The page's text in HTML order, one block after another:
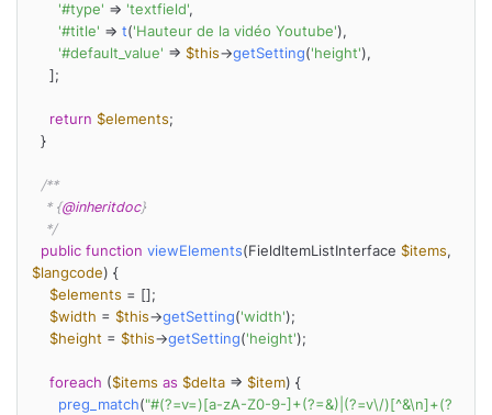
'#type' => 'textfield',
'#title' => t('Hauteur de la vidéo Youtube'),
'#default_value' => $this->getSetting('height'),
return $elements;
/**
   * {
@inheritdoc}
   */
public function viewElements(FieldItemListInterface $items
$langcode) {
$elements = [];
$width = $this->getSetting('width');
$height = $this->getSetting('height');
foreach ($items as $delta => $item) {
preg_match("#(?=v=)[a-zA-Z0-9-]+(?=&)|(?=v\/)[^&\n]+(?